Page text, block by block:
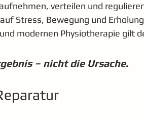
verteilen und
Stress, Bewegung und
modernen Physiotherapie gilt
– nicht die Ursache.